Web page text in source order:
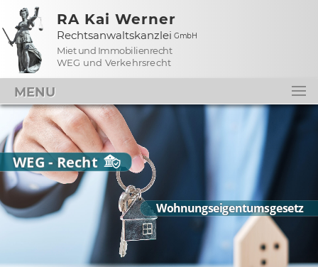
RA Kai Werner
GmbH
Rechtsanwaltskanzlei
Miet und Immobilienrecht
WEG und Verkehrsrecht
MENU
WEG - Recht
Wohnungseigentumsgesetz